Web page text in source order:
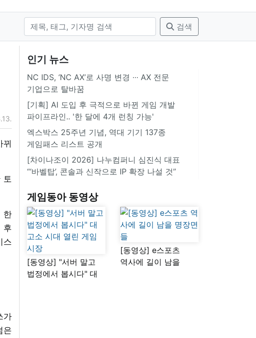
검색
뀌
토
한
후
스
가
은
인기 뉴스
NC IDS, ‘NC AX’로 사명 변경 ∙∙∙ AX 전문
기업으로 탈바꿈
[기획] AI 도입 후 극적으로 바뀐 게임 개발
파이프라인.. '한 달에 4개 런칭 가능'
엑스박스 25주년 기념, 역대 기기 137종
게임패스 리스트 공개
[차이나조이 2026] 나누컴퍼니 심진식 대표
“‘바벨탑’, 콘솔과 신작으로 IP 확장 나설 것”
게임동아 동영상
[동영상] "서버 말고
법정에서 봅시다" 대
[동영상] e스포츠
역사에 길이 남을